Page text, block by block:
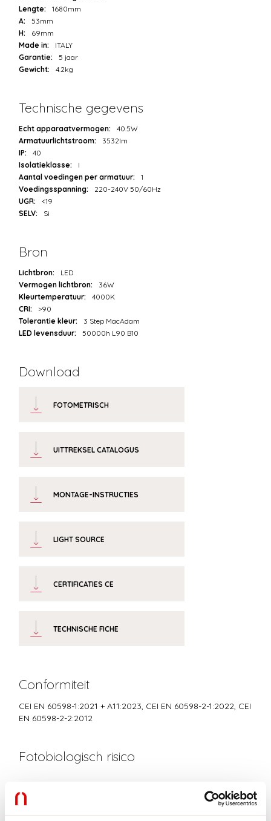
Lengte:
1680mm
A:
53mm
H:
69mm
Made in:
ITALY
Garantie:
5 jaar
Gewicht:
4.2kg
Technische gegevens
Echt apparaatvermogen:
40.5W
Armatuurlichtstroom:
3532lm
IP:
40
Isolatieklasse:
I
Aantal voedingen per armatuur:
1
Voedingsspanning:
220-240V 50/60Hz
UGR:
<19
SELV:
Sì
Bron
Lichtbron:
LED
Vermogen lichtbron:
36W
Kleurtemperatuur:
4000K
CRI:
>90
Tolerantie kleur:
3 Step MacAdam
LED levensduur:
50000h L90 B10
Download
FOTOMETRISCH
UITTREKSEL CATALOGUS
MONTAGE-INSTRUCTIES
LIGHT SOURCE
CERTIFICATIES CE
TECHNISCHE FICHE
Conformiteit
CEI EN 60598-1:2021 + A11:2023, CEI EN 60598-2-1:2022, CEI
EN 60598-2-2:2012
Fotobiologisch risico
Gecertificeerd apparaat in een RISICOVRIJE GROEP, in
overeenstemming met de normen CEI EN 62471:2010-01, IEC TR